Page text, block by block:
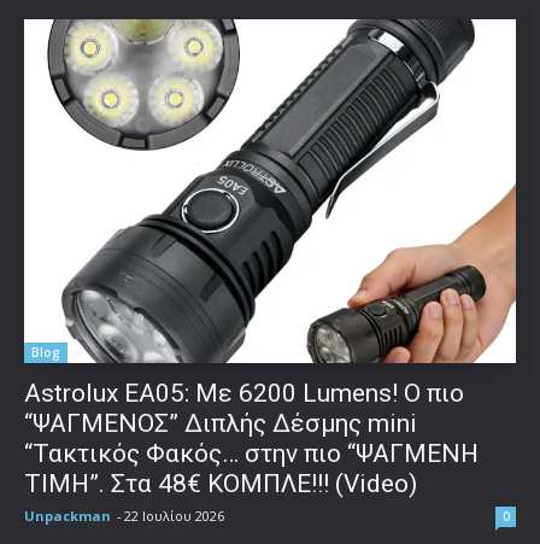
Blog
Astrolux ΕΑ05: Με 6200 Lumens! Ο πιο
“ΨΑΓΜΕΝΟΣ” Διπλής Δέσμης mini
“Τακτικός Φακός… στην πιο “ΨΑΓΜΕΝΗ
ΤΙΜΗ”. Στα 48€ ΚΟΜΠΛΕ!!! (Video)
Unpackman - 22 Ιουλίου 2026 0